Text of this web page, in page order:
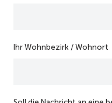
Ihr Wohnbezirk / Wohnort